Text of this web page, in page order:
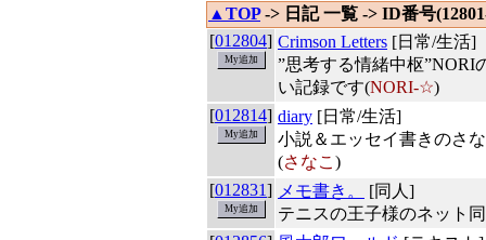
▲TOP-> 日記 一覧 -> ID番号
[012804] Crimson Letters [日常/生活]
”思考する情緒中枢”NORI
い記録です(NORI-☆)
[012814] diary [日常/生活]
小説＆エッセイ書きのさ
(さなこ )
[012831] メモ書き。
[同人]
テニスの王子様のネット